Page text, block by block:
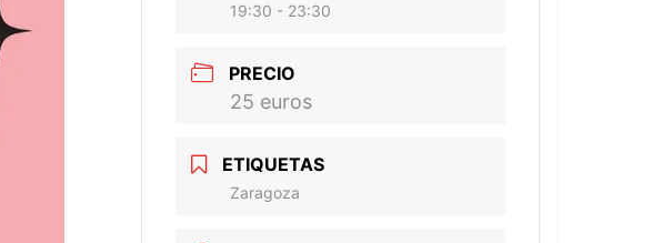
19:30 - 23:30
PRECIO
25 euros
ETIQUETAS
Zaragoza